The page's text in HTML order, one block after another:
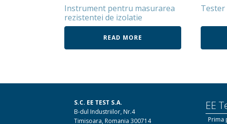
Instrument pentru masurarea
rezistentei de izolatie
READ MORE
Tester
S.C. EE TEST S.A.
B-dul Industriilor, Nr.4
Timisoara, Romania 300714
EE
Prima